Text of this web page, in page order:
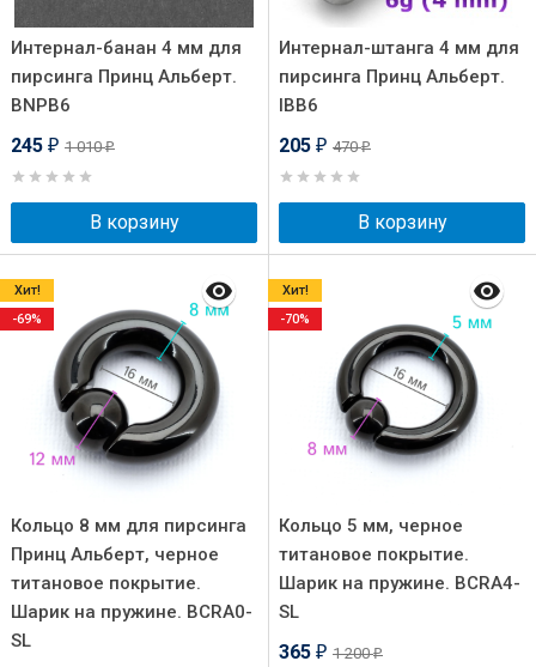
Интернал-банан 4 мм для
пирсинга Принц Альберт.
BNPB6
245 ₽ 1 010₽
В корзину
Интернал-штанга 4 мм для
пирсинга Принц Альберт.
IBB6
205 ₽ 470₽
В корзину
Кольцо 8 мм для пирсинга
Принц Альберт, черное
титановое покрытие.
Шарик на пружине. BCRA0-
SL
Хит!
-69%
Кольцо 5 мм, черное
титановое покрытие.
Шарик на пружине. BCRA4-
SL
365 ₽ 1 200₽
Хит!
-70%